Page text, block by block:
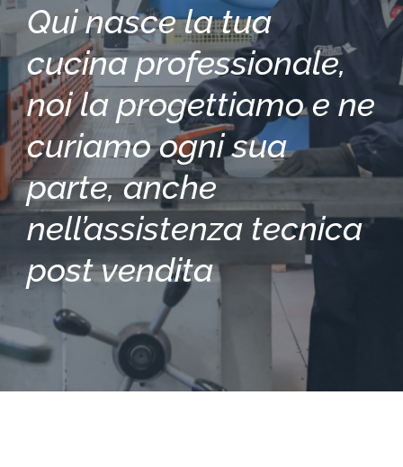
Qui nasce la tua
cucina professionale,
noi la progettiamo e ne
curiamo ogni sua
parte, anche
nell’assistenza tecnica
post vendita